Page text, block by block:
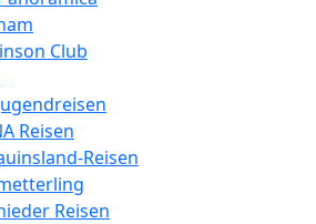
Club
Reisen
Reisen
Reisen